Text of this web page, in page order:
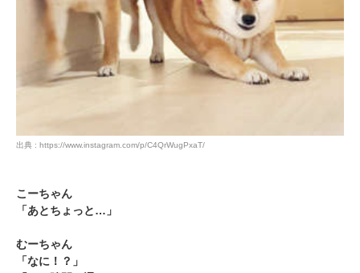
出典 : https://www.instagram.com/p/C4QrWugPxaT/
こーちゃん
「あとちょっと…」
むーちゃん
「なに！？」
pecodogs
pecocats